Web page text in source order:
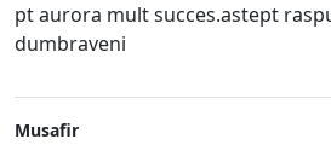
pt aurora mult succes.astept
dumbraveni
Musafir